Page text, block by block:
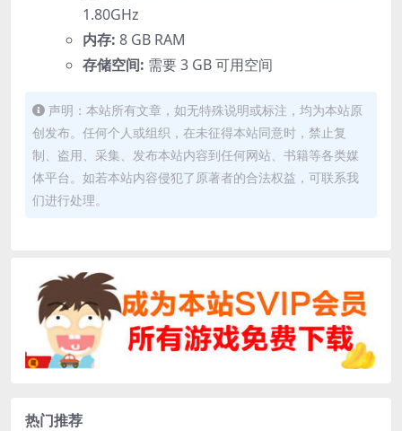
1.80GHz
内存: 8 GB RAM
存储空间: 需要 3 GB 可用空间
声明：本站所有文章，如无特殊说明或标注，均为本站原
创发布。任何个人或组织，在未征得本站同意时，禁止复
制、盗用、采集、发布本站内容到任何网站、书籍等各类媒
体平台。如若本站内容侵犯了原著者的合法权益，可联系我
们进行处理。
热门推荐